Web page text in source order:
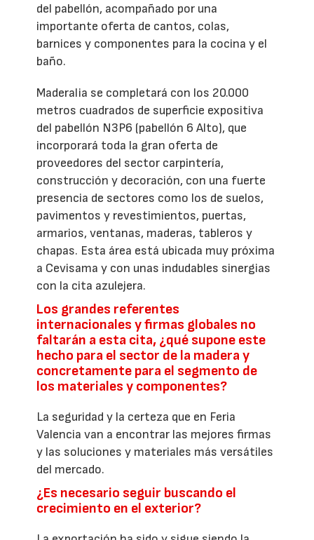
del pabellón, acompañado por una
importante oferta de cantos, colas,
barnices y componentes para la cocina y el
baño.
Maderalia se completará con los 20.000
metros cuadrados de superficie expositiva
del pabellón N3P6 (pabellón 6 Alto), que
incorporará toda la gran oferta de
proveedores del sector carpintería,
construcción y decoración, con una fuerte
presencia de sectores como los de suelos,
pavimentos y revestimientos, puertas,
armarios, ventanas, maderas, tableros y
chapas. Esta área está ubicada muy próxima
a Cevisama y con unas indudables sinergias
con la cita azulejera.
Los grandes referentes
internacionales y firmas globales no
faltarán a esta cita, ¿qué supone este
hecho para el sector de la madera y
concretamente para el segmento de
los materiales y componentes?
La seguridad y la certeza que en Feria
Valencia van a encontrar las mejores firmas
y las soluciones y materiales más versátiles
del mercado.
¿Es necesario seguir buscando el
crecimiento en el exterior?